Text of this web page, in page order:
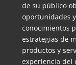
de su público
oportunidades
conocimientos
estrategias de
productos y
experiencia del